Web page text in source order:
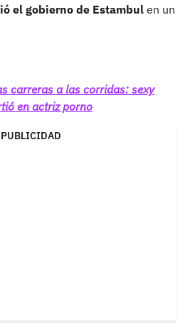
el gobierno de Estambul en un
carreras a las corridas: sexy
en actriz porno
PUBLICIDAD